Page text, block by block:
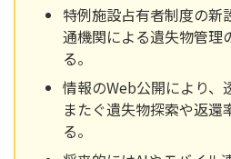
特例施設占有者制度の新
通機関による遺失物管理
る。
情報のWeb公開により、
またぐ遺失物探索や返還
る。